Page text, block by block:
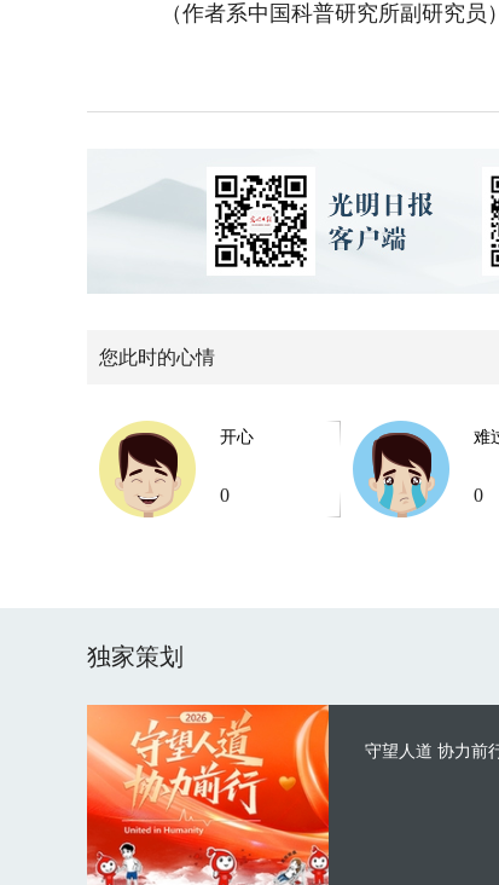
（作者系中国科普研究所副研究员）
您此时的心情
开心
0
难
0
独家策划
守望人道 协力前